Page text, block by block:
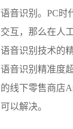
语音识别。PC时
交互，那么在人
语音识别技术的
语音识别精准度
的线下零售商店
可以解决。